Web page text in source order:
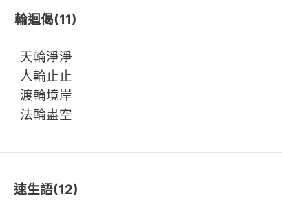
輪迴偈(11)
天輪淨淨
人輪止止
渡輪境岸
法輪盡空
速生語(12)